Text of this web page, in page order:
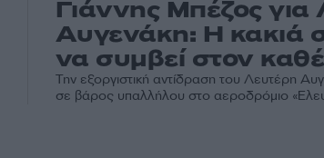
Γιάννης Μπέζος για
Αυγενάκη: Η κακιά
να συμβεί στον
Την εξοργιστική αντίδραση του Λευτέρη
σε βάρος υπαλλήλου στο αεροδρόμιο